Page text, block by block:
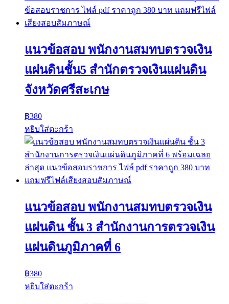
แนวข้อสอบ พนักงานสมทบตรวจเงิน
แผ่นดินชั้น5 สำนักตรวจเงินแผ่นดิน
จังหวัดศรีสะเกษ
฿380
หยิบใส่ตะกร้า
แนวข้อสอบ พนักงานสมทบตรวจเงิน
แผ่นดิน ชั้น 3 สำนักงานการตรวจเงิน
แผ่นดินภูมิภาคที่ 6
฿380
หยิบใส่ตะกร้า